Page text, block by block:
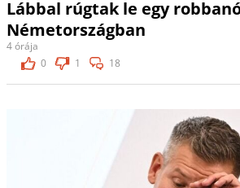
Lábbal rúgtak le egy
Németországban
4 órája
0
1 18